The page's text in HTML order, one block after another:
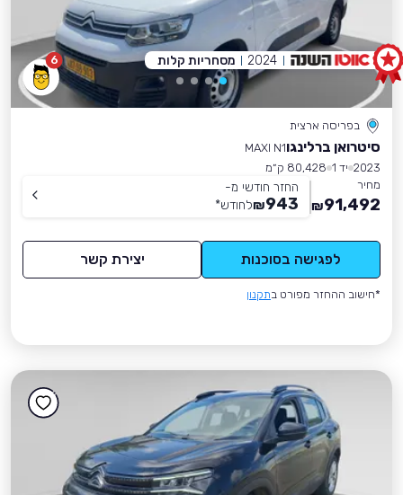
6
בפריסה ארצית
סיטרואן ברלינגוMAXI N1
2023 יד 1
80,428 ק״מ
מחיר
91,492
₪
החזר חודשי מ-
943
₪לחודש*
לפגישה בסוכנות יצירת קשר
*חישוב ההחזר מפורט בתקנון
2024 מסחריות קלות